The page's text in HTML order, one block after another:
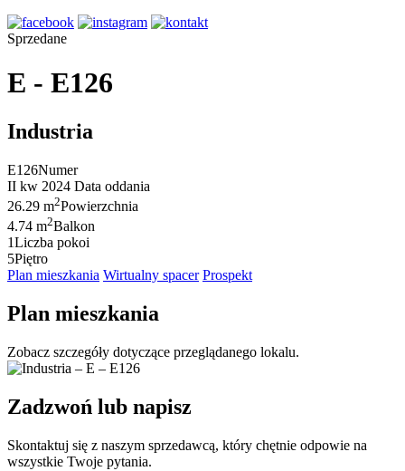
Sprzedane
E - E126
Industria
E126Numer
II kw 2024 Data oddania
26.29 m2Powierzchnia
4.74 m2Balkon
1Liczba pokoi
5Piętro
Plan mieszkania Wirtualny spacer Prospekt
Plan mieszkania
Zobacz szczegóły dotyczące przeglądanego lokalu.
Zadzwoń lub napisz
Skontaktuj się z naszym sprzedawcą, który chętnie odpowie na
wszystkie Twoje pytania.